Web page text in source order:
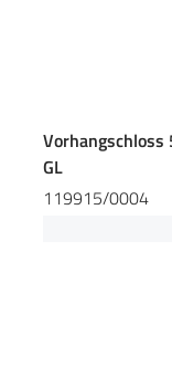
GL
119915/0004